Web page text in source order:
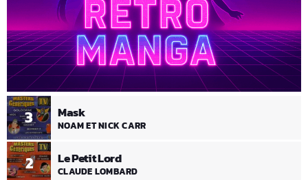
2 Le Petit Lord
CLAUDE LOMBARD
3 Mask
NOAM ET NICK CARR